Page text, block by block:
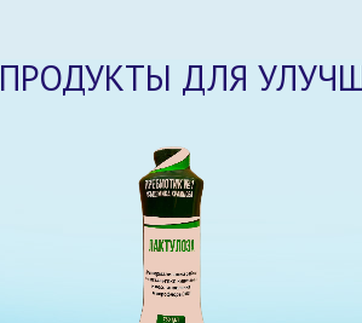
ПРОДУКТЫ ДЛЯ